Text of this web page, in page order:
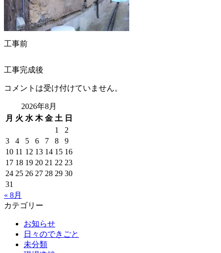
工事前
工事完成後
コメントは受け付けていません。
2026年8月
月 火 水 木 金 土 日
1
2
3
4 5 6 7 8
9
10 11 12 13 14 15 16
17 18 19 20 21 22 23
24 25 26 27 28 29 30
31
« 8月
カテゴリー
お知らせ
日々のできごと
未分類